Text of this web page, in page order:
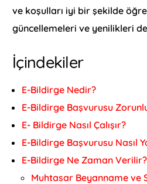
ve koşulları iyi bir şekilde
güncellemeleri ve yenilikleri
İçindekiler
E-Bildirge Nedir?
E-Bildirge Başvurusu
E- Bildirge Nasıl Çalışır?
E-Bildirge Başvurusu Nasıl
E-Bildirge Ne Zaman Verilir?
Muhtasar Beyanname ve